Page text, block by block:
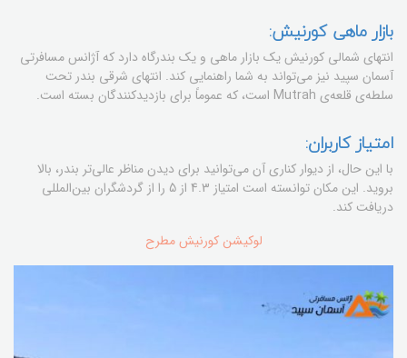
بازار ماهی کورنیش:
انتهای شمالی کورنیش یک بازار ماهی و یک بندرگاه دارد که آژانس مسافرتی
آسمان سپید نیز می‌تواند به شما راهنمایی کند. انتهای شرقی بندر تحت
سلطه‌ی قلعه‌ی Mutrah است، که عموماً برای بازدیدکنندگان بسته است.
امتیاز کاربران:
با این حال، از دیوار کناری آن می‌توانید برای دیدن مناظر عالی‌تر بندر، بالا
بروید. این مکان توانسته است امتیاز 4.3 از 5 را از گردشگران بین‌المللی
دریافت کند.
لوکیشن كورنيش مطرح